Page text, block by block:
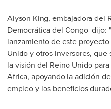
Alyson King, embajadora del
Democrática del Congo, dijo:
lanzamiento de este
Unido y otros inversores,
la visión del Reino Unido
África, apoyando la adición
empleo y los beneficios